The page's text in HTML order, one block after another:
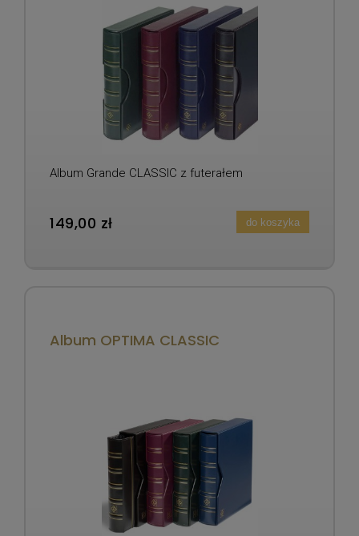
Album Grande CLASSIC z futerałem
149,00 zł do koszyka
Album OPTIMA CLASSIC